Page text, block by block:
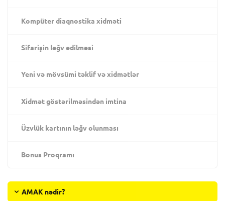
Kompüter diaqnostika xidməti
Sifarişin ləğv edilməsi
Yeni və mövsümi təklif və xidmətlər
Xidmət göstərilməsindən imtina
Üzvlük kartının ləğv olunması
Bonus Proqramı
AMAK nədir?